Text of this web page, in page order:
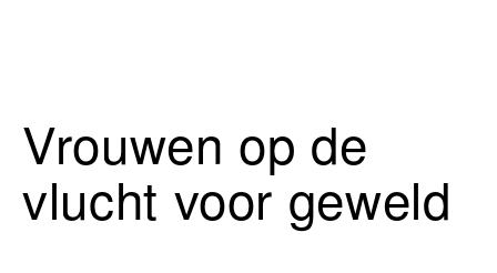
Vrouwen op de
vlucht voor geweld